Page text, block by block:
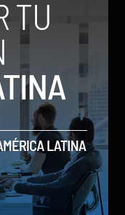
chocó contra la